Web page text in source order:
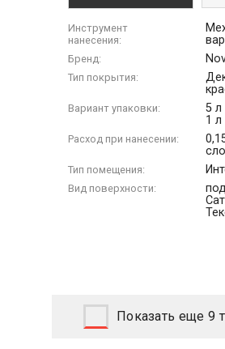
Инструмент
нанесения:
Бренд:
Тип покрытия:
Вариант упаковки:
5 л
1 л
Расход при нанесении:
Тип помещения:
Вид поверхности:
Показать еще 9